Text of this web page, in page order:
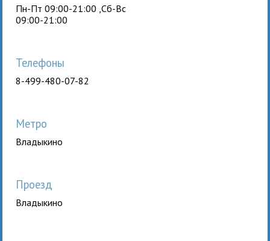
Пн-Пт 09:00-21:00 ,Сб-Вс
09:00-21:00
Телефоны
8-499-480-07-82
Метро
Владыкино
Проезд
Владыкино